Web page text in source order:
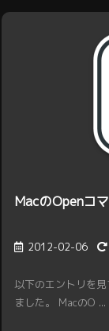
MacのOpenコ
2012-02-06
以下のエントリを
ました。 MacのO ...